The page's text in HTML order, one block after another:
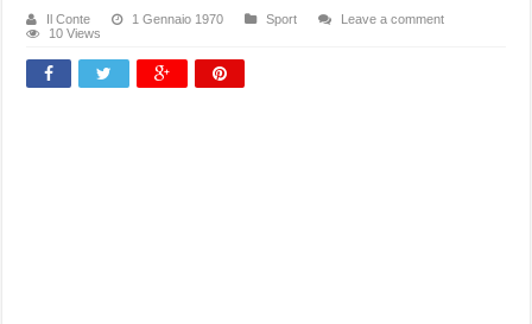
Il Conte 1 Gennaio 1970 Sport
Leave a comment
10 Views